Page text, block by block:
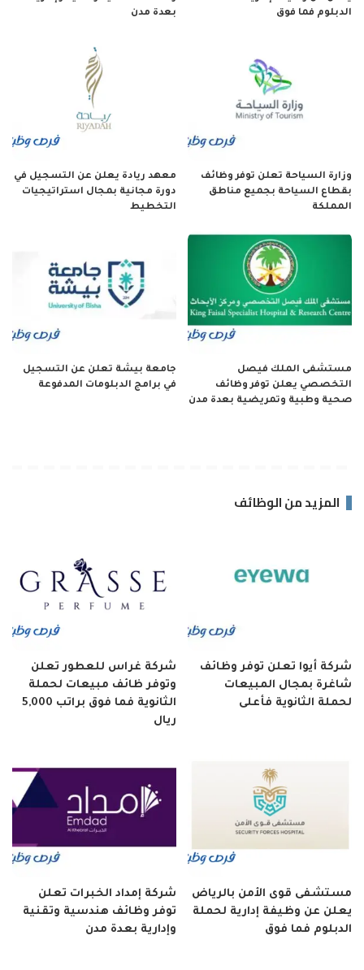
الدبلوم فما فوق
بعدة مدن
وزارة السياحة تعلن توفر وظائف
بقطاع السياحة بجميع مناطق
المملكة
معهد ريادة يعلن عن التسجيل في
دورة مجانية بمجال استراتيجيات
التخطيط
مستشفى الملك فيصل
التخصصي يعلن توفر وظائف
صحية وطبية وتمريضية بعدة مدن
جامعة بيشة تعلن عن التسجيل
في برامج الدبلومات المدفوعة
المزيد من الوظائف
شركة أيوا تعلن توفر وظائف
شاغرة بمجال المبيعات
لحملة الثانوية فأعلى
شركة غراس للعطور تعلن
وتوفر ظائف مبيعات لحملة
الثانوية فما فوق براتب 5,000
ريال
مستشفى قوى الأمن بالرياض
يعلن عن وظيفة إدارية لحملة
الدبلوم فما فوق
شركة إمداد الخبرات تعلن
توفر وظائف هندسية وتقنية
وإدارية بعدة مدن